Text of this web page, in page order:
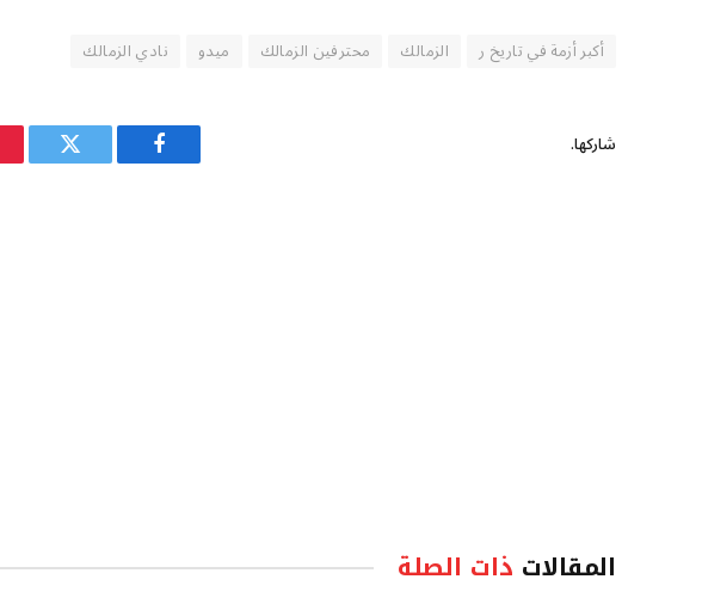
أكبر أزمة في تاريخ ر الزمالك محترفين الزمالك ميدو نادي الزمالك
شاركها.
فيسبوك تويتر
المقالات ذات الصلة